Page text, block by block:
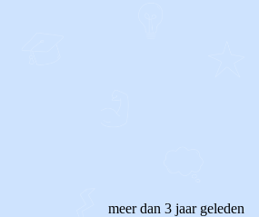
meer dan 3 jaar geleden